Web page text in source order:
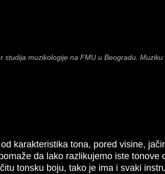
studija muzikologije na FMU u Beogradu.
karakteristika tona, pored visine,
da lako razlikujemo iste
tonsku boju, tako je ima i svaki